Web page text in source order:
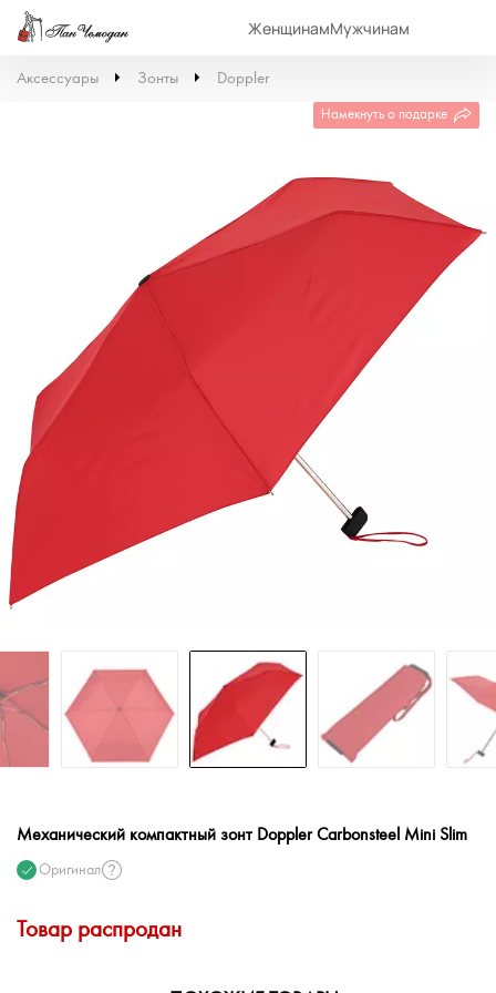
ЖенщинамМужчинам
Аксессуары Зонты Doppler
Намекнуть о подарке
Механический компактный зонт Doppler Carbonsteel Mini Slim
Оригинал
Товар распродан